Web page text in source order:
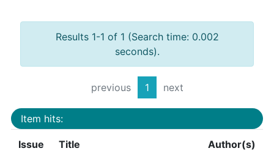
Results 1-1 of 1 (Search time: 0.002
seconds).
previous 1 next
Item hits:
Issue
Title Author(s)